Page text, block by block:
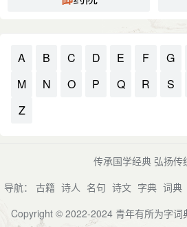
(17) [皇帝]驾临 [your arrival]
帝御温德殿。——《三国演义》
(18) 又如：御便殿(皇帝驾临便殿)
(19) 指侍奉皇帝的妃嫔 [imperial
倚嫔御歌。——宋· 王谠《唐语林·雅
士必自御之。《集韻》或作迓。
A B C D E F G
M
N O P Q R S
Z
传承国学经典 弘扬传
导航： 古籍 诗人 名句 诗文 字典 词典
Copyright © 2022-2024 青年有所为字词